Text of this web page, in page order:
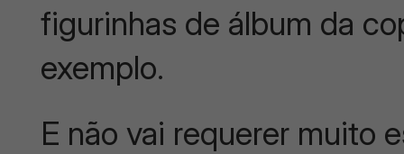
figurinhas de álbum da
exemplo.
E não vai requerer muito